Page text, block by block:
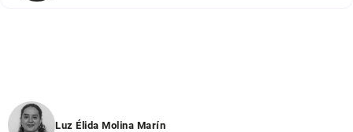
Luz Élida Molina Marín